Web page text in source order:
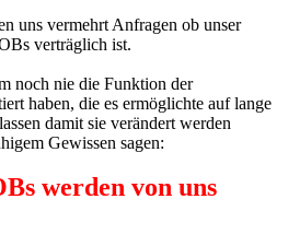
uns vermehrt Anfragen ob unser
verträglich ist.
noch nie die Funktion der
haben, die es ermöglichte auf lange
damit sie verändert werden
Gewissen sagen:
werden von uns